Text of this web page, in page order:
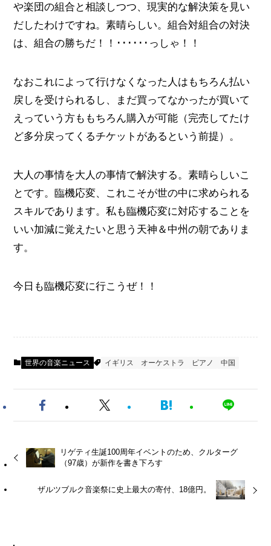
や楽団の組合と相談しつつ、現実的な解決策を見い
だしたわけですね。素晴らしい。組合対組合の対決
は、組合の勝ちだ！！･･････っしゃ！！
なおこれによって行けなくなった人はもちろん払い
戻しを受けられるし、まだ買ってなかったが買いて
えっていう方ももちろん購入が可能（完売してたけ
ど多分戻ってくるチケットがあるという前提）。
大人の事情を大人の事情で解決する。素晴らしいこ
とです。臨機応変、これこそが世の中に求められる
スキルであります。私も臨機応変に対応することを
いい加減に覚えたいと思う天神＆中州の朝でありま
す。
今日も臨機応変に行こうぜ！！
世界の音楽ニュース イギリス オーケストラ ピアノ 中国
リゲティ生誕100周年イベントのため、クルターグ
（97歳）が新作を書き下ろす
ザルツブルク音楽祭に史上最大の寄付、18億円。